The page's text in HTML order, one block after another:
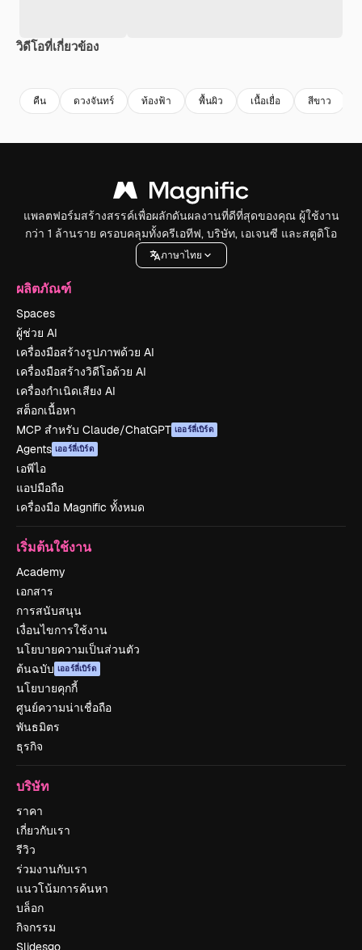
วิดีโอที่เกี่ยวข้อง
คืน ดวงจันทร์ ท้องฟ้า พื้นผิว เนื้อเยื่อ สีขาว
แพลตฟอร์มสร้างสรรค์เพื่อผลักดันผลงานที่ดีที่สุดของคุณ ผู้ใช้งาน
กว่า 1 ล้านราย ครอบคลุมทั้งครีเอทีฟ, บริษัท, เอเจนซี และสตูดิโอ
ภาษาไทย
ผลิตภัณฑ์
Spaces
ผู้ช่วย AI
เครื่องมือสร้างรูปภาพด้วย AI
เครื่องมือสร้างวิดีโอด้วย AI
เครื่องกำเนิดเสียง AI
สต็อกเนื้อหา
MCP สำหรับ Claude/ChatGPT เออร์ลี่เบิร์ด
Agents เออร์ลี่เบิร์ด
เอพีไอ
แอปมือถือ
เครื่องมือ Magnific ทั้งหมด
เริ่มต้นใช้งาน
Academy
เอกสาร
การสนับสนุน
เงื่อนไขการใช้งาน
นโยบายความเป็นส่วนตัว
ต้นฉบับ เออร์ลี่เบิร์ด
นโยบายคุกกี้
ศูนย์ความน่าเชื่อถือ
พันธมิตร
ธุรกิจ
บริษัท
ราคา
เกี่ยวกับเรา
รีวิว
ร่วมงานกับเรา
แนวโน้มการค้นหา
บล็อก
กิจกรรม
Slidesgo